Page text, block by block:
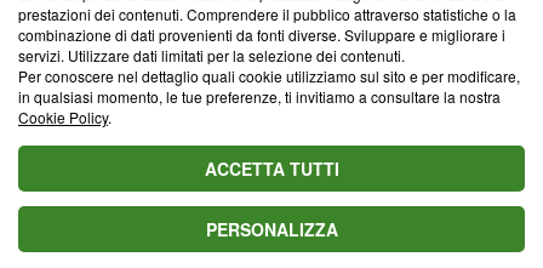
Cookie Policy
Blasting SA, IDI CHE-247.845.224, Via Carlo Frasca, 3 - 6900
Lugano (Svizzera) Tel:+39 0690258937
© 2026 Blasting News
prestazioni dei contenuti. Comprendere il pubblico attraverso statistiche o la
combinazione di dati provenienti da fonti diverse. Sviluppare e migliorare i
servizi. Utilizzare dati limitati per la selezione dei contenuti.
Per conoscere nel dettaglio quali cookie utilizziamo sul sito e per modificare,
in qualsiasi momento, le tue preferenze, ti invitiamo a consultare la nostra
Cookie Policy.
ACCETTA TUTTI
PERSONALIZZA